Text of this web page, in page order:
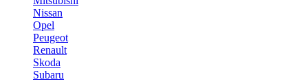
Nissan
Opel
Peugeot
Renault
Skoda
Subaru